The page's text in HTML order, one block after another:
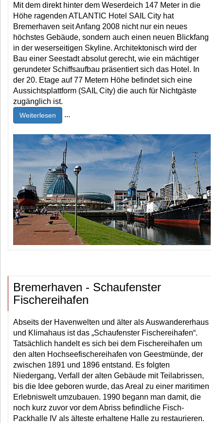
Mit dem direkt hinter dem Weserdeich 147 Meter in die
Höhe ragenden ATLANTIC Hotel SAIL City hat
Bremerhaven seit Anfang 2008 nicht nur ein neues
höchstes Gebäude, sondern auch einen neuen Blickfang
in der weserseitigen Skyline. Architektonisch wird der
Bau einer Seestadt absolut gerecht, wie ein mächtiger
gerundeter Schiffsaufbau präsentiert sich das Hotel. In
der 20. Etage auf 77 Metern Höhe befindet sich eine
Aussichtsplattform (SAIL City) die auch für Nichtgäste
zugänglich ist.
Weiterlesen ...
Bremerhaven - Schaufenster
Fischereihafen
Abseits der Havenwelten und älter als Auswandererhaus
und Klimahaus ist das „Schaufenster Fischereihafen“.
Tatsächlich handelt es sich bei dem Fischereihafen um
den alten Hochseefischereihafen von Geestmünde, der
zwischen 1891 und 1896 entstand. Es folgten
Niedergang, Verfall der alten Gebäude mit Teilabrissen,
bis die Idee geboren wurde, das Areal zu einer maritimen
Erlebniswelt umzubauen. 1990 begann man damit, die
noch kurz zuvor vor dem Abriss befindliche Fisch-
Packhalle IV als älteste erhaltene Halle zu restaurieren.